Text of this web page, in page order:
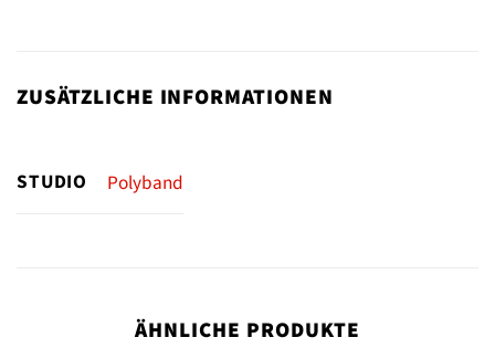
ZUSÄTZLICHE INFORMATIONEN
STUDIO Polyband
ÄHNLICHE PRODUKTE